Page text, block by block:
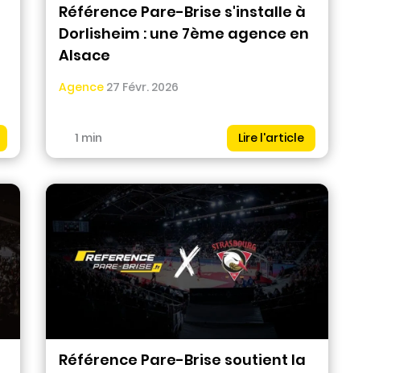
Référence Pare-Brise s'installe à
Dorlisheim : une 7ème agence en
Alsace
Agence 27 Févr. 2026
1 min Lire l'article
Référence Pare-Brise soutient la